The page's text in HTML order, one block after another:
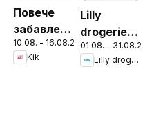
Повече
забавление
в училище
с KiK
10.08. - 16.08.2026
Kik
Lilly
drogerie
брошура -
01.08. -
Lilly drogerie